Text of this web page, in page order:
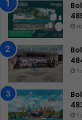
1
1